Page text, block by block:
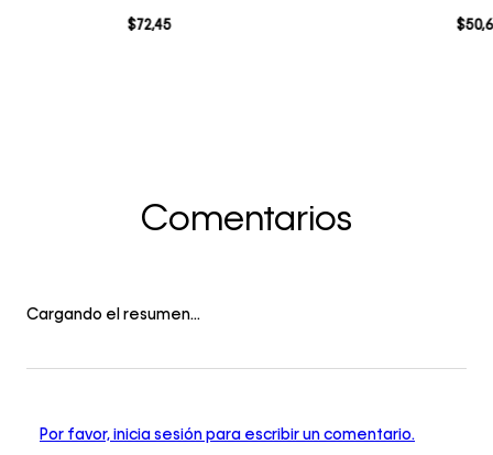
$72,45 $50,
Comentarios
Cargando el resumen…
Por favor, inicia sesión para escribir un comentario.